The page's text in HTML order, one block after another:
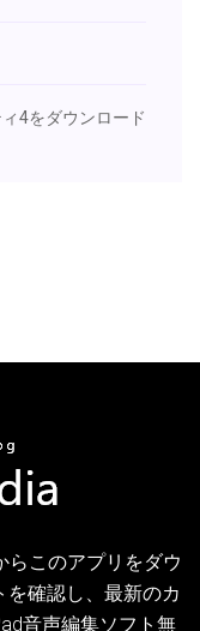
4をダウンロード
このアプリをダウ
を確認し、最新のカ
音声編集ソフト無